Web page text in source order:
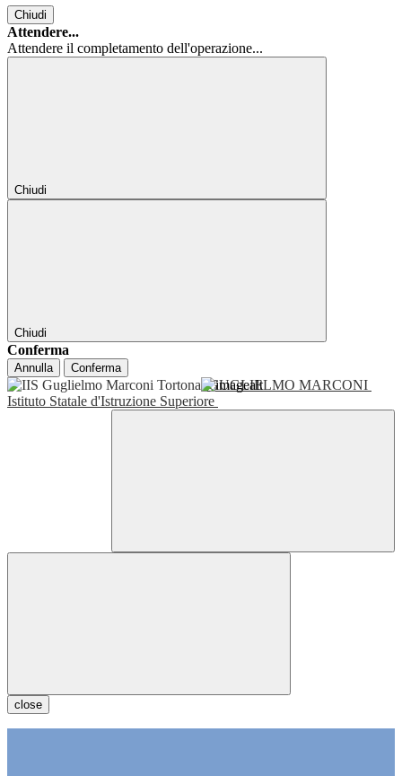
Chiudi
Attendere...
Attendere il completamento dell'operazione...
Chiudi
Chiudi
Conferma
Annulla Conferma
GUGLIELMO MARCONI
Istituto Statale d'Istruzione Superiore
close